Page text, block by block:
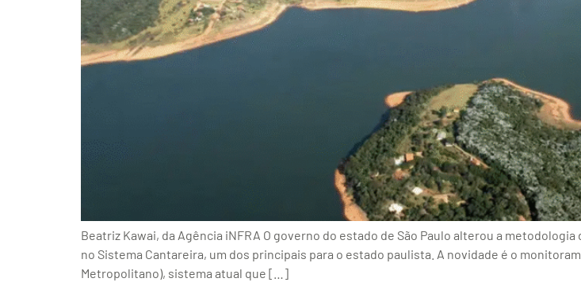
Beatriz Kawai, da Agência iNFRA O governo do estado de São Paulo alterou a
no Sistema Cantareira, um dos principais para o estado paulista. A novidade é o
Metropolitano), sistema atual que […]